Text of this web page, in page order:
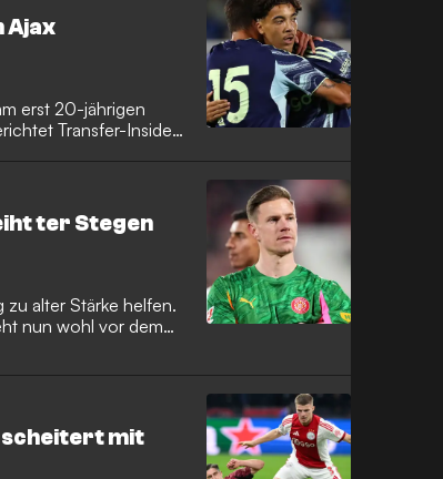
Ajax
erst 20-jährigen
Transfer-Insider
ter Stegen
alter Stärke helfen.
nun wohl vor dem
scheitert mit